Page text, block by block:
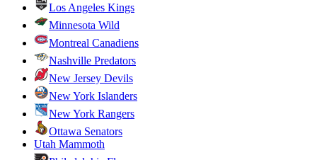
Los Angeles Kings
Minnesota Wild
Montreal Canadiens
Nashville Predators
New Jersey Devils
New York Islanders
New York Rangers
Ottawa Senators
Utah Mammoth